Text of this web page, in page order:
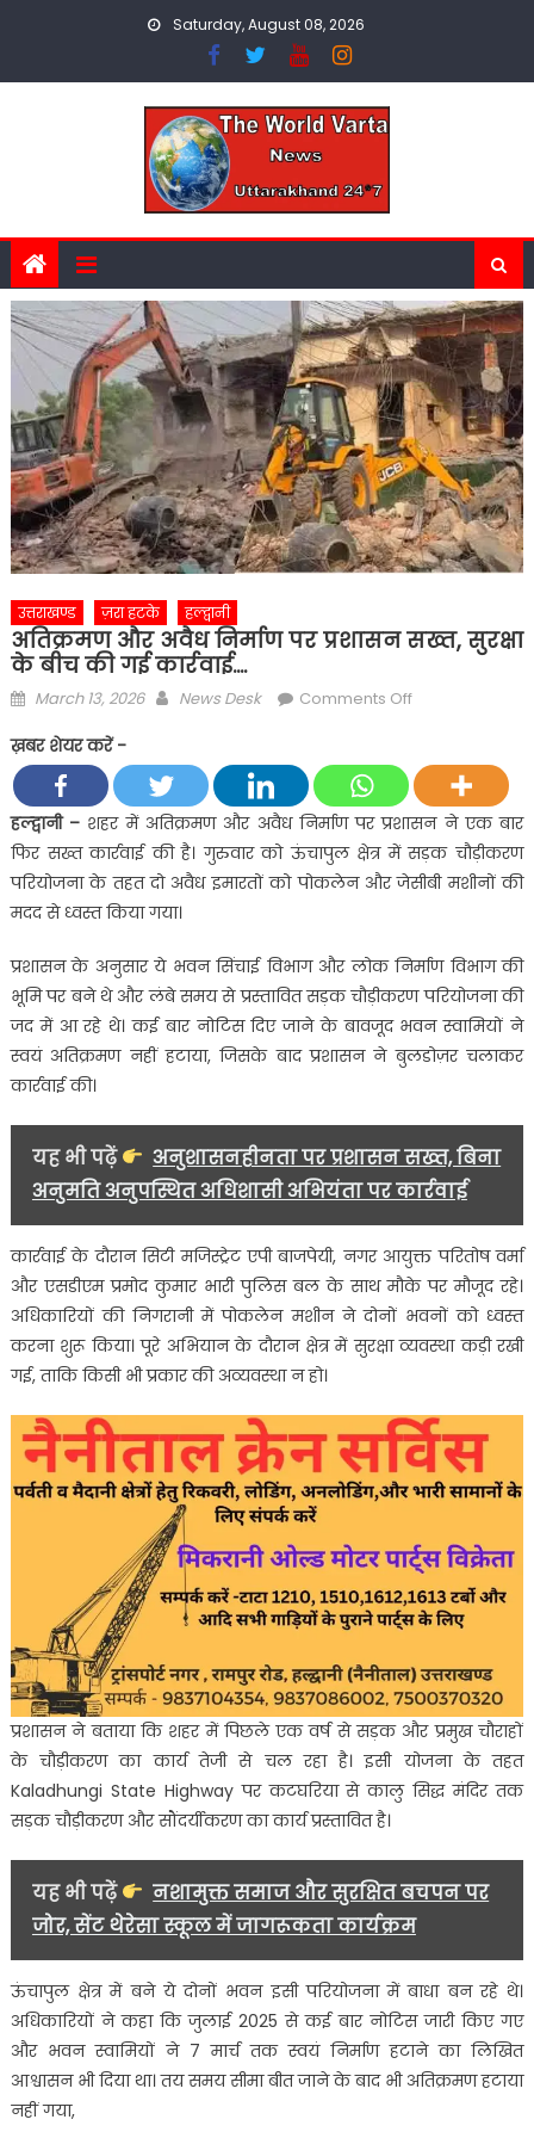
Saturday, August 08, 2026
उत्तराखण्ड ज़रा हटके हल्द्वानी
अतिक्रमण और अवैध निर्माण पर प्रशासन सख्त, सुरक्षा
के बीच की गई कार्रवाई….
Posted
March 13, 2026 Author
News Desk Comments Offon
अवैध
निर्माण
पर
प्रशासन
सख्त,
बीच
की
गई
कार्रवाई….
ख़बर शेयर करें -
हल्द्वानी – शहर में अतिक्रमण और अवैध निर्माण पर प्रशासन ने एक बार
फिर सख्त कार्रवाई की है। गुरुवार को ऊंचापुल क्षेत्र में सड़क चौड़ीकरण
परियोजना के तहत दो अवैध इमारतों को पोकलेन और जेसीबी मशीनों की
मदद से ध्वस्त किया गया।
प्रशासन के अनुसार ये भवन सिंचाई विभाग और लोक निर्माण विभाग की
भूमि पर बने थे और लंबे समय से प्रस्तावित सड़क चौड़ीकरण परियोजना की
जद में आ रहे थे। कई बार नोटिस दिए जाने के बावजूद भवन स्वामियों ने
स्वयं अतिक्रमण नहीं हटाया, जिसके बाद प्रशासन ने बुलडोज़र चलाकर
कार्रवाई की।
यह भी पढ़ें
अनुशासनहीनता पर प्रशासन सख्त, बिना
अनुमति अनुपस्थित अधिशासी अभियंता पर कार्रवाई
कार्रवाई के दौरान सिटी मजिस्ट्रेट एपी बाजपेयी, नगर आयुक्त परितोष वर्मा
और एसडीएम प्रमोद कुमार भारी पुलिस बल के साथ मौके पर मौजूद रहे।
अधिकारियों की निगरानी में पोकलेन मशीन ने दोनों भवनों को ध्वस्त
करना शुरू किया। पूरे अभियान के दौरान क्षेत्र में सुरक्षा व्यवस्था कड़ी रखी
गई, ताकि किसी भी प्रकार की अव्यवस्था न हो।
प्रशासन ने बताया कि शहर में पिछले एक वर्ष से सड़क और प्रमुख चौराहों
के चौड़ीकरण का कार्य तेजी से चल रहा है। इसी योजना के तहत
Kaladhungi State Highway पर कटघरिया से कालु सिद्ध मंदिर तक
सड़क चौड़ीकरण और सौंदर्यीकरण का कार्य प्रस्तावित है।
यह भी पढ़ें
नशामुक्त समाज और सुरक्षित बचपन पर
जोर, सेंट थेरेसा स्कूल में जागरूकता कार्यक्रम
ऊंचापुल क्षेत्र में बने ये दोनों भवन इसी परियोजना में बाधा बन रहे थे।
अधिकारियों ने कहा कि जुलाई 2025 से कई बार नोटिस जारी किए गए
और भवन स्वामियों ने 7 मार्च तक स्वयं निर्माण हटाने का लिखित
आश्वासन भी दिया था। तय समय सीमा बीत जाने के बाद भी अतिक्रमण हटाया
नहीं गया,